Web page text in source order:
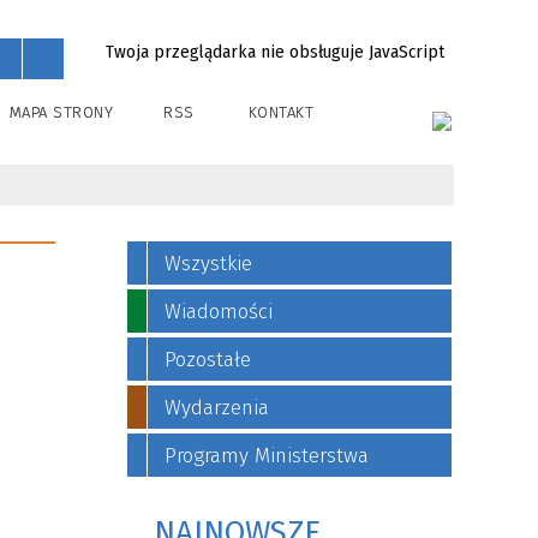
Twoja przeglądarka nie obsługuje JavaScript
MAPA STRONY RSS KONTAKT
Wszystkie
Wiadomości
Pozostałe
Wydarzenia
Programy Ministerstwa